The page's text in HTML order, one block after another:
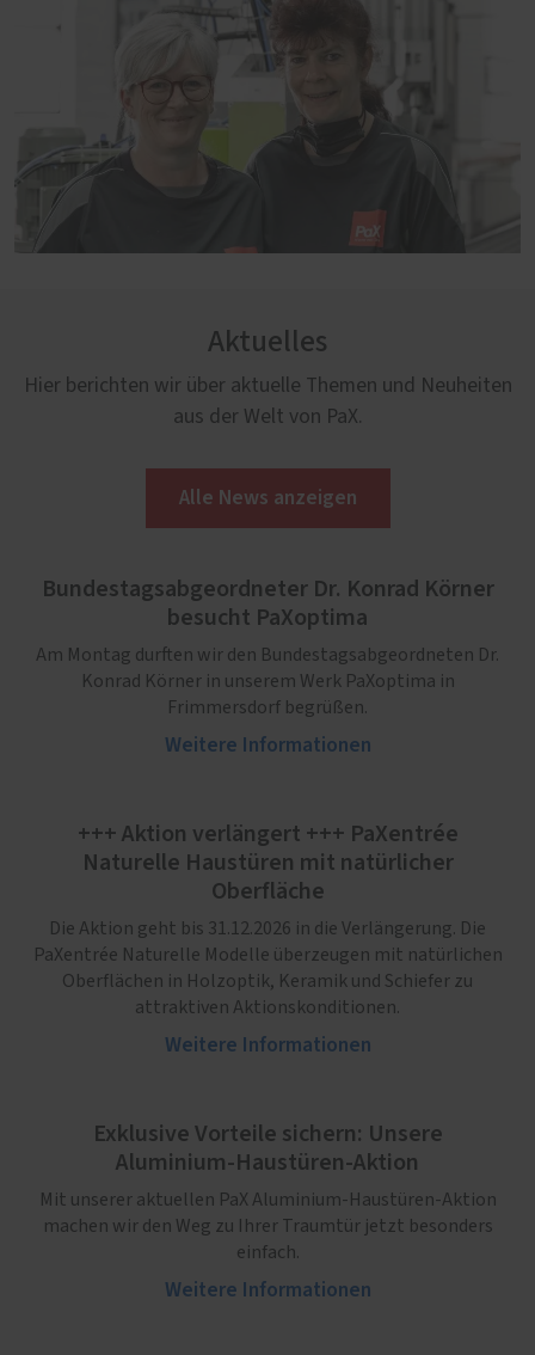
Aktuelles
Hier berichten wir über aktuelle Themen und Neuheiten
aus der Welt von PaX.
Alle News anzeigen
Bundestagsabgeordneter Dr. Konrad Körner
besucht PaXoptima
Am Montag durften wir den Bundestagsabgeordneten Dr.
Konrad Körner in unserem Werk PaXoptima in
Frimmersdorf begrüßen.
Weitere Informationen
+++ Aktion verlängert +++ PaXentrée
Naturelle Haustüren mit natürlicher
Oberfläche
Die Aktion geht bis 31.12.2026 in die Verlängerung. Die
PaXentrée Naturelle Modelle überzeugen mit natürlichen
Oberflächen in Holzoptik, Keramik und Schiefer zu
attraktiven Aktionskonditionen.
Weitere Informationen
Exklusive Vorteile sichern: Unsere
Aluminium-Haustüren-Aktion
Mit unserer aktuellen PaX Aluminium-Haustüren-Aktion
machen wir den Weg zu Ihrer Traumtür jetzt besonders
einfach.
Weitere Informationen